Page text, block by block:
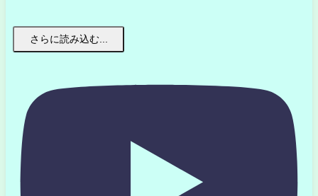
さらに読み込む...